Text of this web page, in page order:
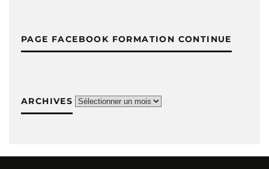
PAGE FACEBOOK FORMATION CONTINUE
ARCHIVES Archives